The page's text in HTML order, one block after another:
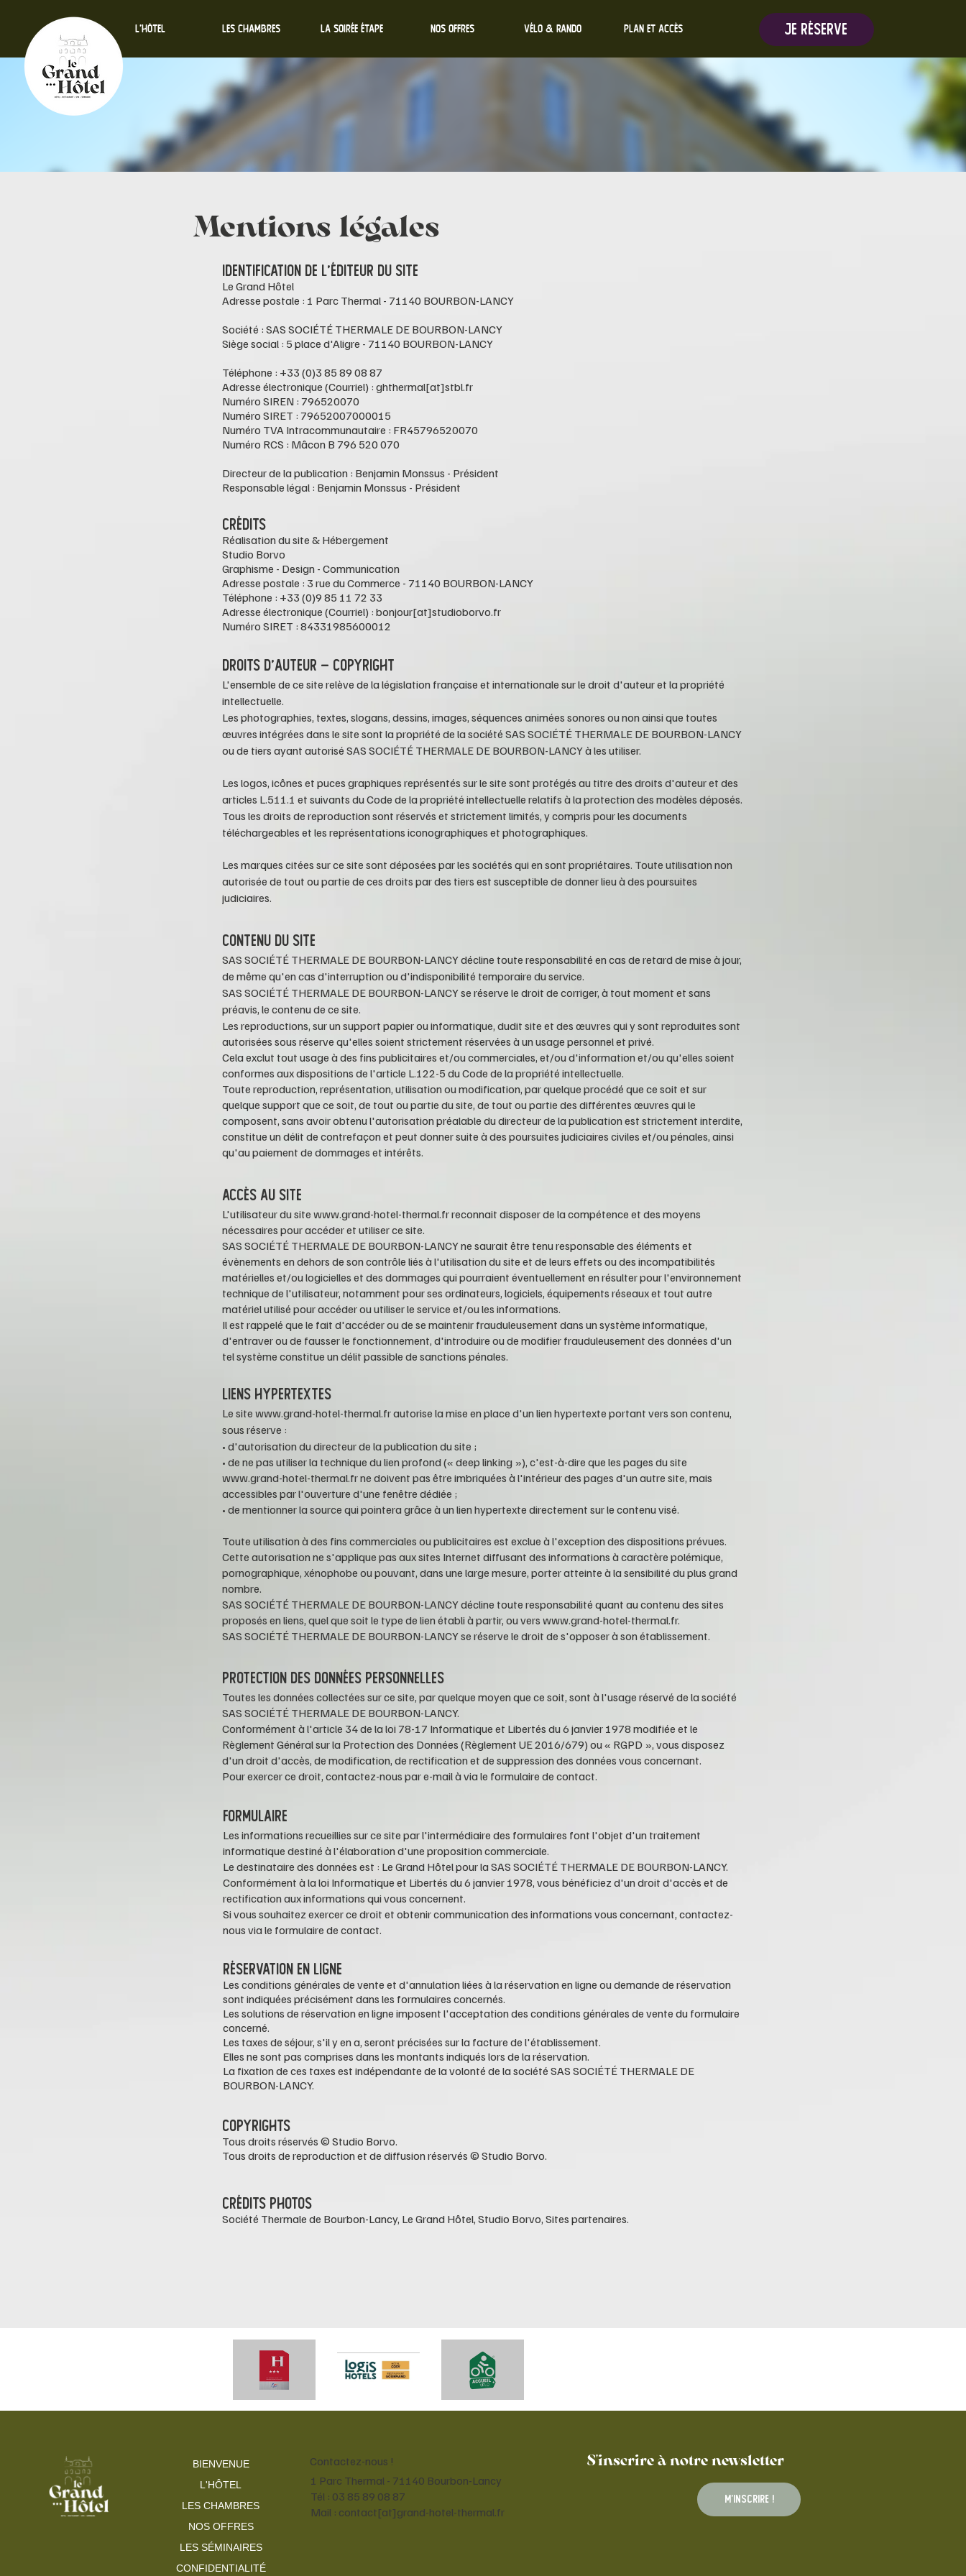
Je réserve
L'HÔTEL LES CHAMBRES LA SOIRÉE ÉTAPE NOS OFFRES VÉLO & RANDO Plan et Accès
Mentions légales
IDENTIFICATION DE L'ÉDITEUR DU SITE
Le Grand Hôtel
Adresse postale : 1 Parc Thermal - 71140 BOURBON-LANCY
Société : SAS SOCIÉTÉ THERMALE DE BOURBON-LANCY
Siège social : 5 place d'Aligre - 71140 BOURBON-LANCY
Téléphone : +33 (0)3 85 89 08 87
Adresse électronique (Courriel) : ghthermal[at]stbl.fr
Numéro SIREN : 796520070
Numéro SIRET : 79652007000015
Numéro TVA Intracommunautaire : FR45796520070
Numéro RCS : Mâcon B 796 520 070
Directeur de la publication : Benjamin Monssus - Président
Responsable légal : Benjamin Monssus - Président
CRÉDITS
Réalisation du site & Hébergement
Studio Borvo
Graphisme - Design - Communication
Adresse postale : 3 rue du Commerce - 71140 BOURBON-LANCY
Téléphone : +33 (0)9 85 11 72 33
Adresse électronique (Courriel) : bonjour[at]studioborvo.fr
Numéro SIRET : 84331985600012
DROITS D'AUTEUR – COPYRIGHT
L'ensemble de ce site relève de la législation française et internationale sur le droit d'auteur et la propriété
intellectuelle.
Les photographies, textes, slogans, dessins, images, séquences animées sonores ou non ainsi que toutes
œuvres intégrées dans le site sont la propriété de la société SAS SOCIÉTÉ THERMALE DE BOURBON-LANCY
ou de tiers ayant autorisé SAS SOCIÉTÉ THERMALE DE BOURBON-LANCY à les utiliser.
Les logos, icônes et puces graphiques représentés sur le site sont protégés au titre des droits d'auteur et des
articles L.511.1 et suivants du Code de la propriété intellectuelle relatifs à la protection des modèles déposés.
Tous les droits de reproduction sont réservés et strictement limités, y compris pour les documents
téléchargeables et les représentations iconographiques et photographiques.
Les marques citées sur ce site sont déposées par les sociétés qui en sont propriétaires. Toute utilisation non
autorisée de tout ou partie de ces droits par des tiers est susceptible de donner lieu à des poursuites
judiciaires.
CONTENU DU SITE
SAS SOCIÉTÉ THERMALE DE BOURBON-LANCYdécline toute responsabilité en cas de retard de mise à jour,
de même qu'en cas d'interruption ou d'indisponibilité temporaire du service.
SAS SOCIÉTÉ THERMALE DE BOURBON-LANCYse réserve le droit de corriger, à tout moment et sans
préavis, le contenu de ce site.
Les reproductions, sur un support papier ou informatique, dudit site et des œuvres qui y sont reproduites sont
autorisées sous réserve qu'elles soient strictement réservées à un usage personnel et privé.
Cela exclut tout usage à des fins publicitaires et/ou commerciales, et/ou d'information et/ou qu'elles soient
conformes aux dispositions de l'article L.122-5 du Code de la propriété intellectuelle.
Toute reproduction, représentation, utilisation ou modification, par quelque procédé que ce soit et sur
quelque support que ce soit, de tout ou partie du site, de tout ou partie des différentes œuvres qui le
composent, sans avoir obtenu l'autorisation préalable du directeur de la publication est strictement interdite,
constitue un délit de contrefaçon et peut donner suite à des poursuites judiciaires civiles et/ou pénales, ainsi
qu'au paiement de dommages et intérêts.
ACCÈS AU SITE
L'utilisateur du sitewww.grand-hotel-thermal.frreconnait disposer de la compétence et des moyens
nécessaires pour accéder et utiliser ce site.
SAS SOCIÉTÉ THERMALE DE BOURBON-LANCYne saurait être tenu responsable des éléments et
évènements en dehors de son contrôle liés à l'utilisation du site et de leurs effets ou des incompatibilités
matérielles et/ou logicielles et des dommages qui pourraient éventuellement en résulter pour l'environnement
technique de l'utilisateur, notamment pour ses ordinateurs, logiciels, équipements réseaux et tout autre
matériel utilisé pour accéder ou utiliser le service et/ou les informations.
Il est rappelé que le fait d'accéder ou de se maintenir frauduleusement dans un système informatique,
d'entraver ou de fausser le fonctionnement, d'introduire ou de modifier frauduleusement des données d'un
tel système constitue un délit passible de sanctions pénales.
PROTECTION DES DONNÉES PERSONNELLES
Toutes les données collectées sur ce site, par quelque moyen que ce soit, sont à l'usage réservé de la société
SAS SOCIÉTÉ THERMALE DE BOURBON-LANCY.
Conformément à l'article 34 de la loi 78-17 Informatique et Libertés du 6 janvier 1978 modifiée et le
Règlement Général sur la Protection des Données (Règlement UE 2016/679) ou « RGPD », vous disposez
d'un droit d'accès, de modification, de rectification et de suppression des données vous concernant.
Pour exercer ce droit, contactez-nous par e-mail à via le formulaire de contact.
FORMULAIRE
Les informations recueillies sur ce site par l'intermédiaire des formulaires font l'objet d'un traitement
informatique destiné à l'élaboration d'une proposition commerciale.
Le destinataire des données est : Le Grand Hôtel pour laSAS SOCIÉTÉ THERMALE DE BOURBON-LANCY.
Conformément à la loi Informatique et Libertés du 6 janvier 1978, vous bénéficiez d'un droit d'accès et de
rectification aux informations qui vous concernent.
Si vous souhaitez exercer ce droit et obtenir communication des informations vous concernant, contactez-
nous via le formulaire de contact.
RÉSERVATION EN LIGNE
Les conditions générales de vente et d'annulation liées à la réservation en ligne ou demande de réservation
sont indiquées précisément dans les formulaires concernés.
Les solutions de réservation en ligne imposent l'acceptation des conditions générales de vente du formulaire
concerné.
Les taxes de séjour, s'il y en a, seront précisées sur la facture de l'établissement.
Elles ne sont pas comprises dans les montants indiqués lors de la réservation.
La fixation de ces taxes est indépendante de la volonté de la sociétéSAS SOCIÉTÉ THERMALE DE
BOURBON-LANCY.
COPYRIGHTS
Tous droits réservés © Studio Borvo.
Tous droits de reproduction et de diffusion réservés © Studio Borvo.
CRÉDITS PHOTOS
Société Thermale de Bourbon-Lancy, Le Grand Hôtel, Studio Borvo, Sites partenaires.
LIENS HYPERTEXTES
Le sitewww.grand-hotel-thermal.frautorise la mise en place d'un lien hypertexte portant vers son contenu,
sous réserve :
• d'autorisation du directeur de la publication du site ;
• de ne pas utiliser la technique du lien profond (« deep linking »), c'est-à-dire que les pages du site
www.grand-hotel-thermal.frne doivent pas être imbriquées à l'intérieur des pages d'un autre site, mais
accessibles par l'ouverture d'une fenêtre dédiée ;
• de mentionner la source qui pointera grâce à un lien hypertexte directement sur le contenu visé.
Toute utilisation à des fins commerciales ou publicitaires est exclue à l'exception des dispositions prévues.
Cette autorisation ne s'applique pas aux sites Internet diffusant des informations à caractère polémique,
pornographique, xénophobe ou pouvant, dans une large mesure, porter atteinte à la sensibilité du plus grand
nombre.
SAS SOCIÉTÉ THERMALE DE BOURBON-LANCYdécline toute responsabilité quant au contenu des sites
proposés en liens, quel que soit le type de lien établi à partir, ou verswww.grand-hotel-thermal.fr.
SAS SOCIÉTÉ THERMALE DE BOURBON-LANCYse réserve le droit de s'opposer à son établissement.
Contactez-nous !
1 Parc Thermal - 71140 Bourbon-Lancy
Tél : 03 85 89 08 87
Mail : contact[at]grand-hotel-thermal.fr
BIENVENUE
L'HÔTEL
LES CHAMBRES
NOS OFFRES
LES SÉMINAIRES
CONFIDENTIALITÉ
S'inscrire à notre newsletter
M'inscrire !